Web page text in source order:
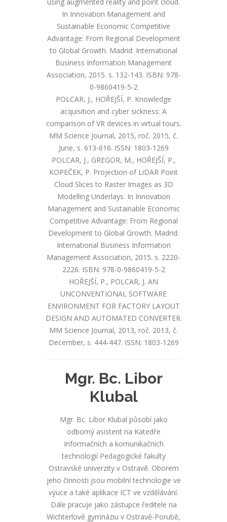
In Innovation Management and
Sustainable Economic Competitive
Advantage: From Regional Development
to Global Growth. Madrid: International
Business Information Management
Association, 2015. s. 132-143. ISBN: 978-
0-9860419-5-2
POLCAR, J., HOŘEJŠÍ, P. Knowledge
acquisition and cyber sickness: A
comparison of VR devices in virtual tours.
MM Science Journal, 2015, roč. 2015, č.
June, s. 613-616. ISSN: 1803-1269
POLCAR, J., GREGOR, M., HOŘEJŠÍ, P.,
KOPEČEK, P. Projection of LiDAR Point
Cloud Slices to Raster Images as 3D
Modelling Underlays. In Innovation
Management and Sustainable Economic
Competitive Advantage: From Regional
Development to Global Growth. Madrid:
International Business Information
Management Association, 2015. s. 2220-
2226. ISBN: 978-0-9860419-5-2
HOŘEJŠÍ, P., POLCAR, J. AN
UNCONVENTIONAL SOFTWARE
ENVIRONMENT FOR FACTORY LAYOUT
DESIGN AND AUTOMATED CONVERTER.
MM Science Journal, 2013, roč. 2013, č.
December, s. 444-447. ISSN: 1803-1269
Mgr. Bc. Libor
Klubal
Mgr. Bc. Libor Klubal působí jako
odborný asistent na Katedře
Informačních a komunikačních
technologií Pedagogické fakulty
Ostravské univerzity v Ostravě. Oborem
jeho činnosti jsou mobilní technologie ve
výuce a také aplikace ICT ve vzdělávání.
Dále pracuje jako zástupce ředitele na
Wichterlově gymnáziu v Ostravě-Porubě,